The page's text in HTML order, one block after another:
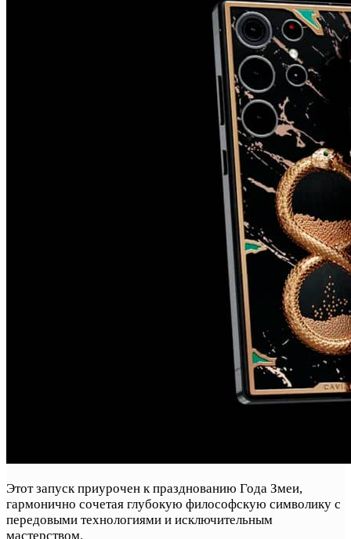
Этот запуск приурочен к празднованию Года Змеи,
гармонично сочетая глубокую философскую символику с
передовыми технологиями и исключительным
мастерством.